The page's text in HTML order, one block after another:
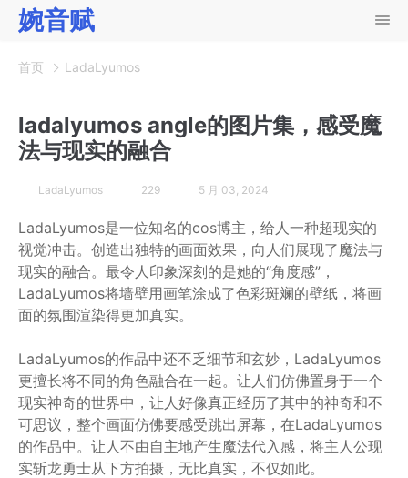
婉音赋
首页 LadaLyumos
ladalyumos angle的图片集，感受魔
法与现实的融合
LadaLyumos 229 5 月 03, 2024
LadaLyumos是一位知名的cos博主，给人一种超现实的
视觉冲击。创造出独特的画面效果，向人们展现了魔法与
现实的融合。最令人印象深刻的是她的“角度感”，
LadaLyumos将墙壁用画笔涂成了色彩斑斓的壁纸，将画
面的氛围渲染得更加真实。
LadaLyumos的作品中还不乏细节和玄妙，LadaLyumos
更擅长将不同的角色融合在一起。让人们仿佛置身于一个
现实神奇的世界中，让人好像真正经历了其中的神奇和不
可思议，整个画面仿佛要感受跳出屏幕，在LadaLyumos
的作品中。让人不由自主地产生魔法代入感，将主人公现
实斩龙勇士从下方拍摄，无比真实，不仅如此。